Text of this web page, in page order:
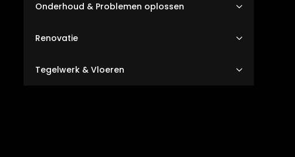
Onderhoud & Problemen oplossen
Renovatie
Tegelwerk & Vloeren